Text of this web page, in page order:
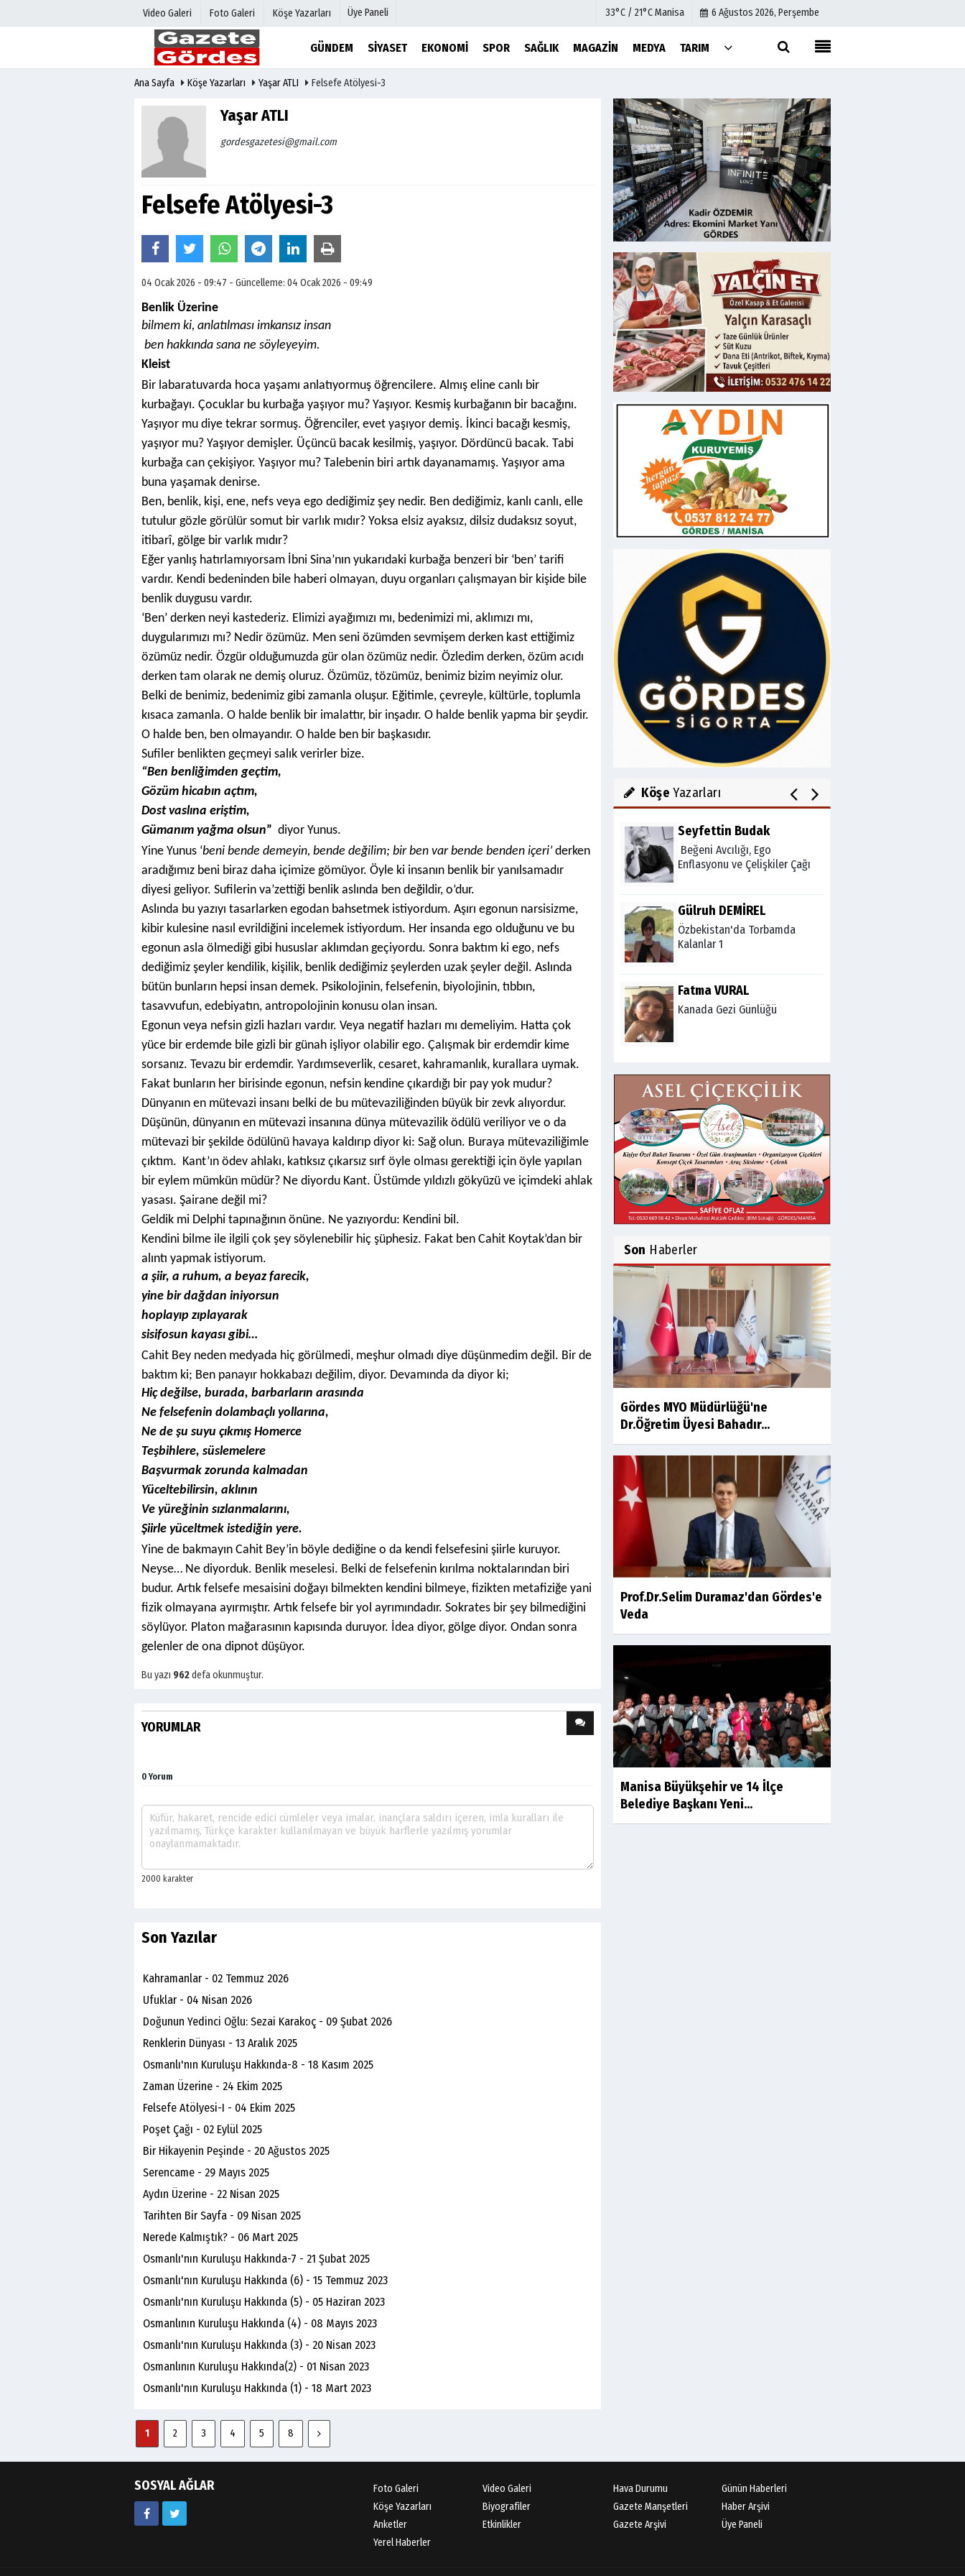
Video Galeri Foto Galeri Köşe Yazarları Üye Paneli 33°C / 21°C Manisa 6 Ağustos 2026, Perşembe
GÜNDEM SIYASET EKONOMI SPOR SAĞLIK MAGAZIN MEDYA TARIM
Hava Durumu
Gazete Manşetleri
Biyografiler
İletişim
Çerez Politikası
Gizlilik İlkeleri
Ana Sayfa Köşe Yazarları Yaşar ATLI Felsefe Atölyesi-3
Yaşar ATLI
gordesgazetesi@gmail.com
Felsefe Atölyesi-3
04 Ocak 2026 - 09:47 - Güncelleme: 04 Ocak 2026 - 09:49
Benlik Üzerine
bilmem ki, anlatılması imkansız insan
ben hakkında sana ne söyleyeyim.
Kleist
Bir labaratuvarda hoca yaşamı anlatıyormuş öğrencilere. Almış eline canlı bir
kurbağayı. Çocuklar bu kurbağa yaşıyor mu? Yaşıyor. Kesmiş kurbağanın bir bacağını.
Yaşıyor mu diye tekrar sormuş. Öğrenciler, evet yaşıyor demiş. İkinci bacağı kesmiş,
yaşıyor mu? Yaşıyor demişler. Üçüncü bacak kesilmiş, yaşıyor. Dördüncü bacak. Tabi
kurbağa can çekişiyor. Yaşıyor mu? Talebenin biri artık dayanamamış. Yaşıyor ama
buna yaşamak denirse.
Ben, benlik, kişi, ene, nefs veya ego dediğimiz şey nedir. Ben dediğimiz, kanlı canlı, elle
tutulur gözle görülür somut bir varlık mıdır? Yoksa elsiz ayaksız, dilsiz dudaksız soyut,
itibarî, gölge bir varlık mıdır?
Eğer yanlış hatırlamıyorsam İbni Sina’nın yukarıdaki kurbağa benzeri bir ‘ben’ tarifi
vardır. Kendi bedeninden bile haberi olmayan, duyu organları çalışmayan bir kişide bile
benlik duygusu vardır.
‘Ben’ derken neyi kastederiz. Elimizi ayağımızı mı, bedenimizi mi, aklımızı mı,
duygularımızı mı? Nedir özümüz. Men seni özümden sevmişem derken kast ettiğimiz
özümüz nedir. Özgür olduğumuzda gür olan özümüz nedir. Özledim derken, özüm acıdı
derken tam olarak ne demiş oluruz. Özümüz, tözümüz, benimiz bizim neyimiz olur.
Belki de benimiz, bedenimiz gibi zamanla oluşur. Eğitimle, çevreyle, kültürle, toplumla
kısaca zamanla. O halde benlik bir imalattır, bir inşadır. O halde benlik yapma bir şeydir.
O halde ben, ben olmayandır. O halde ben bir başkasıdır.
Sufiler benlikten geçmeyi salık verirler bize.
“Ben benliğimden geçtim,
Gözüm hicabın açtım,
Dost vaslına eriştim,
Gümanım yağma olsun” diyor Yunus.
Yine Yunus ‘beni bende demeyin, bende değilim; bir ben var bende benden içeri’derken
aradığımız beni biraz daha içimize gömüyor. Öyle ki insanın benlik bir yanılsamadır
diyesi geliyor. Sufilerin va’zettiği benlik aslında ben değildir, o’dur.
Aslında bu yazıyı tasarlarken egodan bahsetmek istiyordum. Aşırı egonun narsisizme,
kibir kulesine nasıl evrildiğini incelemek istiyordum. Her insanda ego olduğunu ve bu
egonun asla ölmediği gibi hususlar aklımdan geçiyordu. Sonra baktım ki ego, nefs
dediğimiz şeyler kendilik, kişilik, benlik dediğimiz şeylerden uzak şeyler değil. Aslında
bütün bunların hepsi insan demek. Psikolojinin, felsefenin, biyolojinin, tıbbın,
tasavvufun, edebiyatın, antropolojinin konusu olan insan.
Egonun veya nefsin gizli hazları vardır. Veya negatif hazları mı demeliyim. Hatta çok
yüce bir erdemde bile gizli bir günah işliyor olabilir ego. Çalışmak bir erdemdir kime
sorsanız. Tevazu bir erdemdir. Yardımseverlik, cesaret, kahramanlık, kurallara uymak.
Fakat bunların her birisinde egonun, nefsin kendine çıkardığı bir pay yok mudur?
Dünyanın en mütevazi insanı belki de bu mütevaziliğinden büyük bir zevk alıyordur.
Düşünün, dünyanın en mütevazi insanına dünya mütevazilik ödülü veriliyor ve o da
mütevazi bir şekilde ödülünü havaya kaldırıp diyor ki: Sağ olun. Buraya mütevaziliğimle
çıktım. Kant’ın ödev ahlakı, katıksız çıkarsız sırf öyle olması gerektiği için öyle yapılan
bir eylem mümkün müdür? Ne diyordu Kant. Üstümde yıldızlı gökyüzü ve içimdeki ahlak
yasası. Şairane değil mi?
Geldik mi Delphi tapınağının önüne. Ne yazıyordu: Kendini bil.
Kendini bilme ile ilgili çok şey söylenebilir hiç şüphesiz. Fakat ben Cahit Koytak’dan bir
alıntı yapmak istiyorum.
a şiir, a ruhum, a beyaz farecik,
yine bir dağdan iniyorsun
hoplayıp zıplayarak
sisifosun kayası gibi…
Cahit Bey neden medyada hiç görülmedi, meşhur olmadı diye düşünmedim değil. Bir de
baktım ki; Ben panayır hokkabazı değilim, diyor. Devamında da diyor ki;
Hiç değilse, burada, barbarların arasında
Ne felsefenin dolambaçlı yollarına,
Ne de şu suyu çıkmış Homerce
Teşbihlere, süslemelere
Başvurmak zorunda kalmadan
Yüceltebilirsin, aklının
Ve yüreğinin sızlanmalarını,
Şiirle yüceltmek istediğin yere.
Yine de bakmayın Cahit Bey’in böyle dediğine o da kendi felsefesini şiirle kuruyor.
Neyse… Ne diyorduk. Benlik meselesi. Belki de felsefenin kırılma noktalarından biri
budur. Artık felsefe mesaisini doğayı bilmekten kendini bilmeye, fizikten metafiziğe yani
fizik olmayana ayırmıştır. Artık felsefe bir yol ayrımındadır. Sokrates bir şey bilmediğini
söylüyor. Platon mağarasının kapısında duruyor. İdea diyor, gölge diyor. Ondan sonra
gelenler de ona dipnot düşüyor.
Bu yazı 962defa okunmuştur.
YORUMLAR
0 Yorum
Son Yazılar
Kahramanlar - 02 Temmuz 2026
Ufuklar - 04 Nisan 2026
Doğunun Yedinci Oğlu: Sezai Karakoç - 09 Şubat 2026
Renklerin Dünyası - 13 Aralık 2025
Osmanlı'nın Kuruluşu Hakkında-8 - 18 Kasım 2025
Zaman Üzerine - 24 Ekim 2025
Felsefe Atölyesi-I - 04 Ekim 2025
Poşet Çağı - 02 Eylül 2025
Bir Hikayenin Peşinde - 20 Ağustos 2025
Serencame - 29 Mayıs 2025
Aydın Üzerine - 22 Nisan 2025
Tarihten Bir Sayfa - 09 Nisan 2025
Nerede Kalmıştık? - 06 Mart 2025
Osmanlı'nın Kuruluşu Hakkında-7 - 21 Şubat 2025
Osmanlı'nın Kuruluşu Hakkında (6) - 15 Temmuz 2023
Osmanlı'nın Kuruluşu Hakkında (5) - 05 Haziran 2023
Osmanlının Kuruluşu Hakkında (4) - 08 Mayıs 2023
Osmanlı'nın Kuruluşu Hakkında (3) - 20 Nisan 2023
Osmanlının Kuruluşu Hakkında(2) - 01 Nisan 2023
Osmanlı'nın Kuruluşu Hakkında (1) - 18 Mart 2023
1 2 3 4 5 8
Köşe Yazarları
Av.Cenap GÜVEN
Gördesli Şair Alim Atay
Salih OKKALI
1950'li Yıllarda Gördes-VI
Seyfettin Budak
Beğeni Avcılığı, Ego
Enflasyonu ve Çelişkiler Çağı
Gülruh DEMİREL
Özbekistan'da Torbamda
Kalanlar 1
Fatma VURAL
Kanada Gezi Günlüğü
Röportaj Serisi-46: Konuk
=Prof.Dr.Hakan Atalay
(Psikanaliz)
Hüseyin TUNÇAY
Gökçeada Gezimiz-IV
İsmail AYBEY
Belma Sebil'i Tanıyor
Musunuz?
Ahmet İNCE
Beyaz Gömlekli Adam!
Prof.Dr.Ayşe İLKER
Adı Sanı Olmak
Gezerken Zamanın Kollarındaki
Ruhuma Rastlamak
Yaşar ATLI
Kahramanlar
İLKER
Mühendislerin de Sanat Ruhu
Dr.Fatih KESKİN
Millî Edebiyat, Millî Şuur, Millî
Takım
Sıracettin ÇELİK
Çalıkuşu
Salih OKKALI
1950'li Yıllarda Gördes-VI
Son Haberler
Gördes MYO Müdürlüğü'ne
Dr.Öğretim Üyesi Bahadır...
Prof.Dr.Selim Duramaz'dan Gördes'e
Veda
Manisa Büyükşehir ve 14 İlçe
Belediye Başkanı Yeni...
SOSYAL AĞLAR Foto Galeri
Video Galeri
Köşe Yazarları
Biyografiler
Anketler
Etkinlikler
Yerel Haberler
Hava Durumu
Günün Haberleri
Gazete Manşetleri
Haber Arşivi
Gazete Arşivi
Üye Paneli